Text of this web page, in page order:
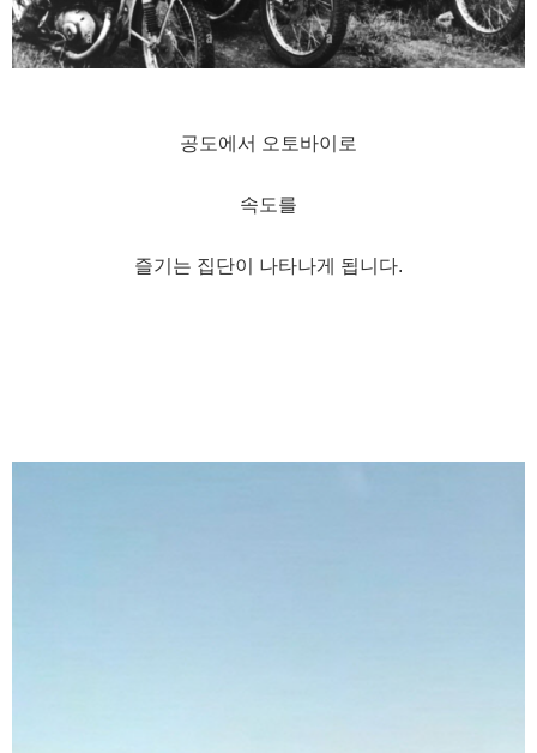
공도에서 오토바이로
속도를
즐기는 집단이 나타나게 됩니다.